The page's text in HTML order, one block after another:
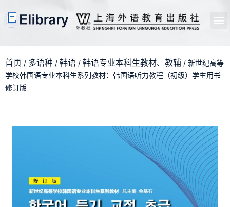
首页 / 多语种 / 韩语 / 韩语专业本科生教材、教辅 / 新世纪高等
学校韩国语专业本科生系列教材：韩国语听力教程（初级）学生用书
修订版